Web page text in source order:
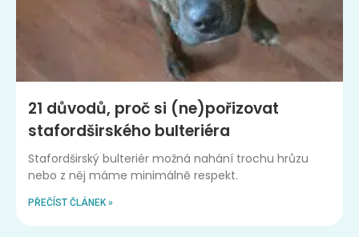
21 důvodů, proč si (ne)pořizovat
stafordširského bulteriéra
Stafordširský bulteriér možná nahání trochu hrůzu
nebo z něj máme minimálně respekt.
PŘEČÍST ČLÁNEK »